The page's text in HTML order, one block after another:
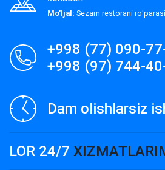
Mo'ljal: Sezam restorani
+998 (77) 090-
+998 (97) 744-
Dam olishlarsiz
LOR 24/7